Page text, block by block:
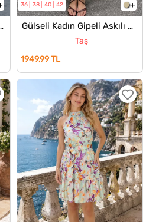
Tesettür Etek
36 38 40 42
Gülseli Kadın Gipeli Askılı Elbise
Taş
1949,99 TL